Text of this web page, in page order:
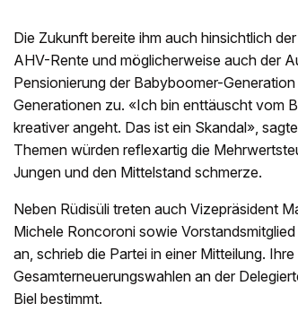
Die Zukunft bereite ihm auch hinsichtlich
AHV-Rente und möglicherweise auch der
Pensionierung der Babyboomer-
Generationen zu. «Ich bin enttäuscht vom
kreativer angeht. Das ist ein Skandal»,
Themen würden reflexartig die
Jungen und den Mittelstand schmerze.
Neben Rüdisüli treten auch Vizepräsident
Michele Roncoroni sowie
an, schrieb die Partei in einer Mitteilung.
Gesamterneuerungswahlen an der
Biel bestimmt.